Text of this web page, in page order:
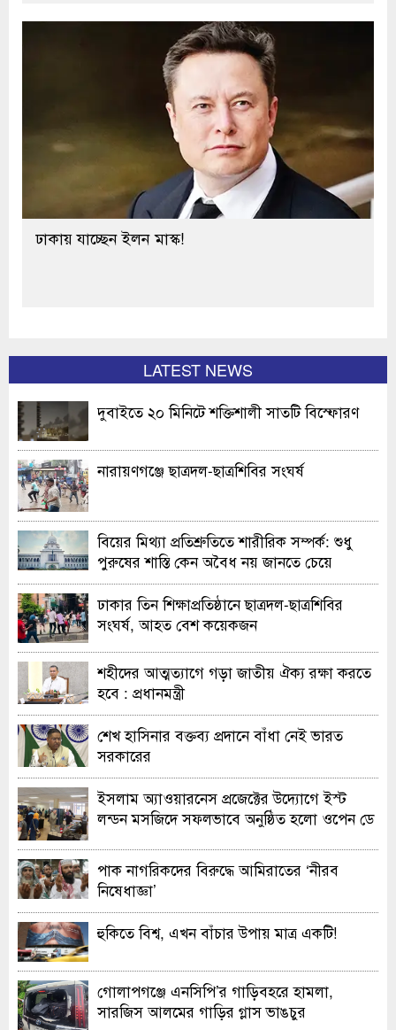
ঢাকায় যাচ্ছেন ইলন মাস্ক!
LATEST NEWS
দুবাইতে ২০ মিনিটে শক্তিশালী সাতটি বিস্ফোরণ
নারায়ণগঞ্জে ছাত্রদল-ছাত্রশিবির সংঘর্ষ
বিয়ের মিথ্যা প্রতিশ্রুতিতে শারীরিক সম্পর্ক: শুধু
পুরুষের শাস্তি কেন অবৈধ নয় জানতে চেয়ে
হাইকোর্টের রুল
ঢাকার তিন শিক্ষাপ্রতিষ্ঠানে ছাত্রদল-ছাত্রশিবির
সংঘর্ষ, আহত বেশ কয়েকজন
শহীদের আত্মত্যাগে গড়া জাতীয় ঐক্য রক্ষা করতে
হবে : প্রধানমন্ত্রী
শেখ হাসিনার বক্তব্য প্রদানে বাঁধা নেই ভারত
সরকারের
ইসলাম অ্যাওয়ারনেস প্রজেক্টের উদ্যোগে ইস্ট
লন্ডন মসজিদে সফলভাবে অনুষ্ঠিত হলো ওপেন ডে
পাক নাগরিকদের বিরুদ্ধে আমিরাতের ‘নীরব
নিষেধাজ্ঞা’
হুকিতে বিশ্ব, এখন বাঁচার উপায় মাত্র একটি!
গোলাপগঞ্জে এনসিপি’র গাড়িবহরে হামলা,
সারজিস আলমের গাড়ির গ্লাস ভাঙচুর